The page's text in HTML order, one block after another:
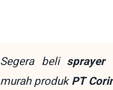
Segera beli
murah produkPT